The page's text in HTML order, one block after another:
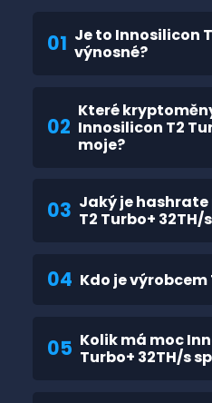
01 Je to Innosilicon
výnosné?
02
Které
Innosilicon T2
moje?
03 Jaký je hashrate pro
T2 Turbo+ 32TH/
04
05 Kolik má moc
Turbo+ 32TH/s